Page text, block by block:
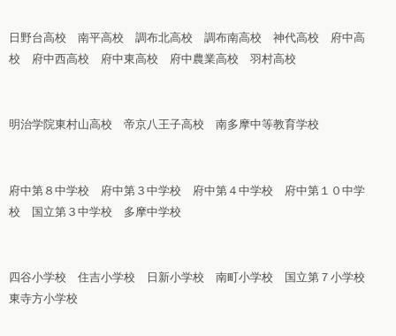
日野台高校 南平高校 調布北高校 調布南高校 神代高校 府中高
校 府中西高校 府中東高校 府中農業高校 羽村高校
明治学院東村山高校 帝京八王子高校 南多摩中等教育学校
府中第８中学校 府中第３中学校 府中第４中学校 府中第１０中学
校 国立第３中学校 多摩中学校
四谷小学校 住吉小学校 日新小学校 南町小学校 国立第７小学校
東寺方小学校